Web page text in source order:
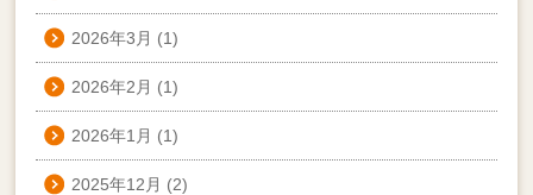
2026年3月 (1)
2026年2月 (1)
2026年1月 (1)
2025年12月 (2)